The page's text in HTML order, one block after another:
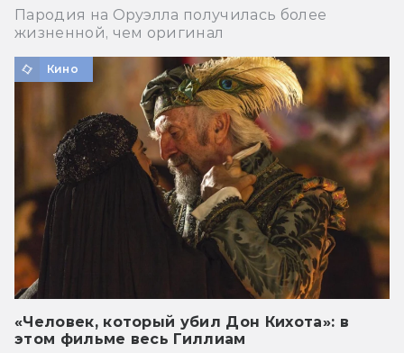
Пародия на Оруэлла получилась более
жизненной, чем оригинал
Кино
«Человек, который убил Дон Кихота»: в
этом фильме весь Гиллиам